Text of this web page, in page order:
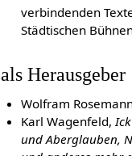
verbindenden
Städtischen
als Herausgeber
Wolfram
Karl Wagenfeld,
und Aberglauben,